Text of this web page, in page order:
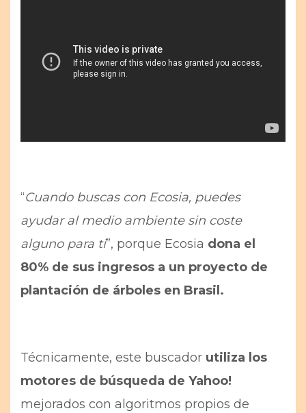
“Cuando buscas con Ecosia, puedes
ayudar al medio ambiente sin coste
alguno para ti”, porque Ecosia dona el
80% de sus ingresos a un proyecto de
plantación de árboles en Brasil.
Técnicamente, este buscador utiliza los
motores de búsqueda de Yahoo!
mejorados con algoritmos propios de